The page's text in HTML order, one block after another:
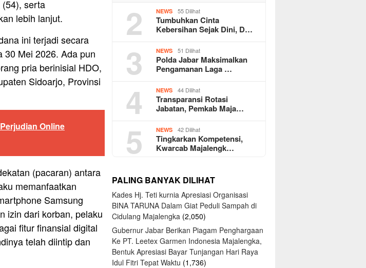
serta
lebih lanjut.
ini terjadi secara
30 Mei 2026. Ada pun
pria berinisial HDO,
Sidoarjo, Provinsi
Online
(pacaran) antara
memanfaatkan
Samsung
izin dari korban, pelaku
fitur finansial digital
telah diintip dan
2 NEWS 55 Dilihat
Tumbuhkan Cinta
Kebersihan Sejak Dini, D…
3 NEWS 51 Dilihat
Polda Jabar Maksimalkan
Pengamanan Laga …
4 NEWS 44 Dilihat
Transparansi Rotasi
Jabatan, Pemkab Maja…
5 NEWS 42 Dilihat
Tingkarkan Kompetensi,
Kwarcab Majalengk…
PALING BANYAK DILIHAT
Kades Hj. Teti kurnia Apresiasi Organisasi
BINA TARUNA Dalam Giat Peduli Sampah di
Cidulang Majalengka (2,050)
Gubernur Jabar Berikan Piagam Penghargaan
Ke PT. Leetex Garmen Indonesia Majalengka,
Bentuk Apresiasi Bayar Tunjangan Hari Raya
Idul Fitri Tepat Waktu (1,736)